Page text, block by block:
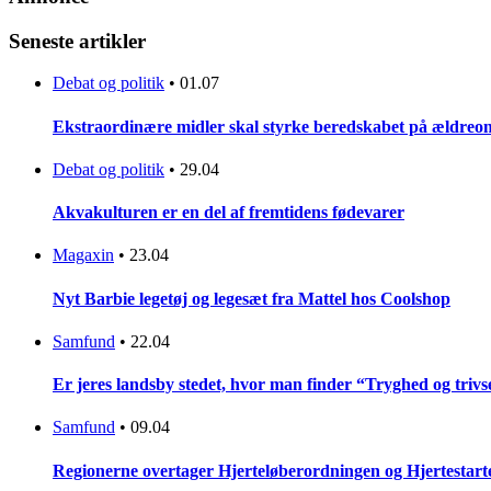
Seneste artikler
Debat og politik • 01.07
Ekstraordinære midler skal styrke beredskabet på
Debat og politik • 29.04
Akvakulturen er en del af fremtidens fødevarer
Magaxin • 23.04
Nyt Barbie legetøj og legesæt fra Mattel hos Coolshop
Samfund • 22.04
Er jeres landsby stedet, hvor man finder “Tryghed og
Samfund • 09.04
Regionerne overtager Hjerteløberordningen og